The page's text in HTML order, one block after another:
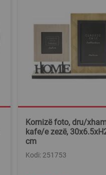
Kornizë foto, dru/
kafe/e zezë,
cm
Kodi: 251753